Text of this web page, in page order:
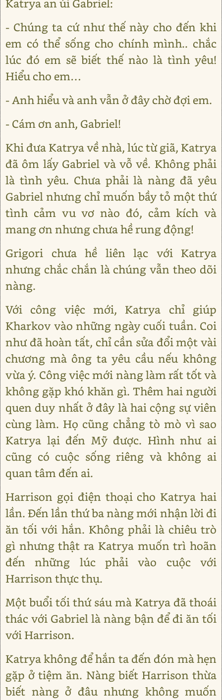
Katrya an ủi Gabriel:
- Chúng ta cứ như thế này cho đến khi
em có thể sống cho chính mình.. chắc
lúc đó em sẽ biết thế nào là tình yêu!
Hiểu cho em…
- Anh hiểu và anh vẫn ở đây chờ đợi em.
- Cám ơn anh, Gabriel!
Khi đưa Katrya về nhà, lúc từ giã, Katrya
đã ôm lấy Gabriel và vỗ về. Không phải
là tình yêu. Chưa phải là nàng đã yêu
Gabriel nhưng chỉ muốn bầy tỏ một thứ
tình cảm vu vơ nào đó, cảm kích và
mang ơn nhưng chưa hề rung động!
Grigori chưa hề liên lạc với Katrya
nhưng chắc chắn là chúng vẫn theo dõi
nàng.
Với công việc mới, Katrya chỉ giúp
Kharkov vào những ngày cuối tuần. Coi
như đã hoàn tất, chỉ cần sửa đổi một vài
chương mà ông ta yêu cầu nếu không
vừa ý. Công việc mới nàng làm rất tốt và
không gặp khó khăn gì. Thêm hai người
quen duy nhất ở đây là hai cộng sự viên
cùng làm. Họ cũng chẳng tò mò vì sao
Katrya lại đến Mỹ được. Hình như ai
cũng có cuộc sống riêng và không ai
quan tâm đến ai.
Harrison gọi điện thoại cho Katrya hai
lần. Đến lần thứ ba nàng mới nhận lời đi
ăn tối với hắn. Không phải là chiêu trò
gì nhưng thật ra Katrya muốn trì hoãn
đến những lúc phải vào cuộc với
Harrison thực thụ.
Một buổi tối thứ sáu mà Katrya đã thoái
thác với Gabriel là nàng bận để đi ăn tối
với Harrison.
Katrya không để hắn ta đến đón mà hẹn
gặp ở tiệm ăn. Nàng biết Harrison thừa
biết nàng ở đâu nhưng không muốn